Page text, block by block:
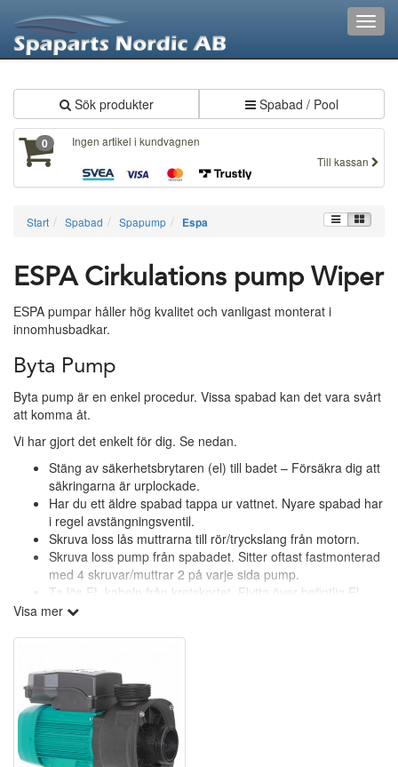
Sök produkter Spabad / Pool
0
Ingen artikel i kundvagnen
Till kassan
Start Spabad Spapump Espa
ESPA Cirkulations pump Wiper
ESPA pumpar håller hög kvalitet och vanligast monterat i
innomhusbadkar.
Byta Pump
Byta pump är en enkel procedur. Vissa spabad kan det vara svårt
att komma åt.
Vi har gjort det enkelt för dig. Se nedan.
Stäng av säkerhetsbrytaren (el) till badet – Försäkra dig att
säkringarna är urplockade.
Har du ett äldre spabad tappa ur vattnet. Nyare spabad har
i regel avstängningsventil.
Skruva loss lås muttrarna till rör/tryckslang från motorn.
Skruva loss pump från spabadet. Sitter oftast fastmonterad
med 4 skruvar/muttrar 2 på varje sida pump.
Ta lös EL kabeln från kretskortet. Flytta över befintlig El
kabel till nya pumpen. Tips ta foto först på kopplingen.
När återfyllning görs. Ta bort spafiltret. Har du 2 ta bort
bägge. Viktigt att återfyllningen görs i hålet för spafiltret. Då
trycker man bort luft ur systemet.
Frågor?
Visa mer